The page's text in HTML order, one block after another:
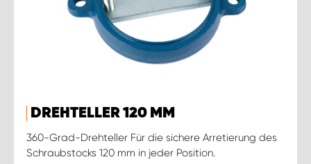
DREHTELLER 120 MM
360-Grad-Drehteller Für die sichere Arretierung des
Schraubstocks 120 mm in jeder Position.